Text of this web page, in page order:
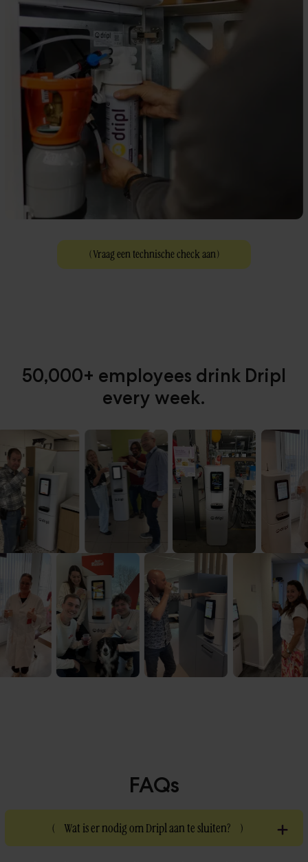
(Vraag een technische check aan)
50,000+ employees drink Dripl
every week.
FAQs
( Wat is er nodig om Dripl aan te sluiten? )